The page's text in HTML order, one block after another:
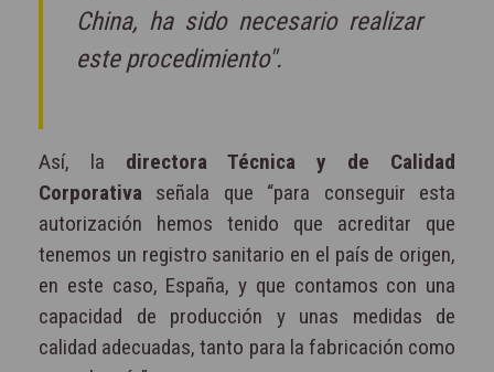
China, ha sido necesario realizar
este procedimiento".
Así, la directora Técnica y de Calidad
Corporativa señala que “para conseguir esta
autorización hemos tenido que acreditar que
tenemos un registro sanitario en el país de origen,
en este caso, España, y que contamos con una
capacidad de producción y unas medidas de
calidad adecuadas, tanto para la fabricación como